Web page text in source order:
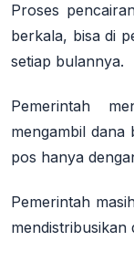
Proses
berkala, bisa di
setiap bulannya.
Pemerintah
mengambil
pos hanya
Pemerintah
mendistribusikan